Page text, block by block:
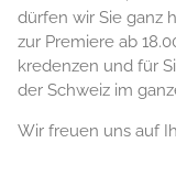
dürfen wir Sie ganz
zur Premiere ab
kredenzen und für
der Schweiz im
Wir freuen uns auf